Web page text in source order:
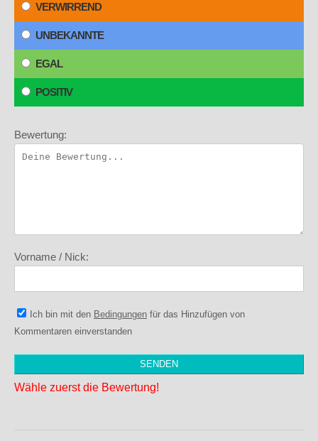
VERWIRREND
UNBEKANNTE
EGAL
POSITIV
Bewertung:
Vorname / Nick:
Ich bin mit den Bedingungen für das Hinzufügen von
Kommentaren einverstanden
Wähle zuerst die Bewertung!